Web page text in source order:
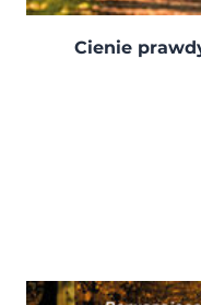
Cienie